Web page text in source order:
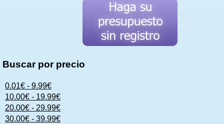
Buscar por precio
0.01€ - 9.99€
10.00€ - 19.99€
20.00€ - 29.99€
30.00€ - 39.99€